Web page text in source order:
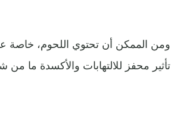
ومن الممكن أن تحتوي اللحوم، خاصة
تأثير محفز للالتهابات والأكسدة ما من